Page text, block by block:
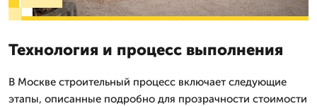
Технология и процесс выполнения
В Москве строительный процесс включает следующие
этапы, описанные подробно для прозрачности стоимости